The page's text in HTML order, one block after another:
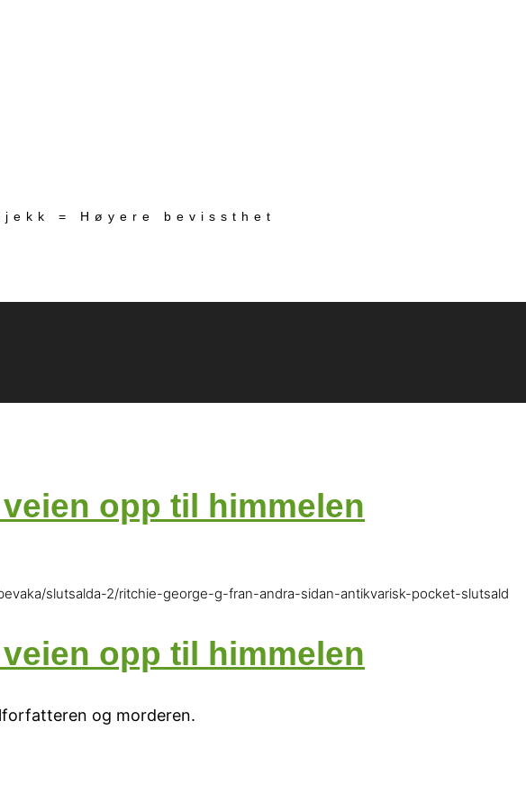
= Høyere bevissthet
opp til himmelen
slutsalda-2/ritchie-george-g-fran-andra-sidan-antikvarisk-pocket-slutsald
opp til himmelen
og morderen.